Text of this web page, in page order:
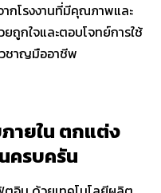
กโรงงานที่มีคุณภาพและ
ถูกใจและตอบโจทย์การใช้
ชาญมืออาชีพ
ายใน ตกแต่ง
ครบครัน